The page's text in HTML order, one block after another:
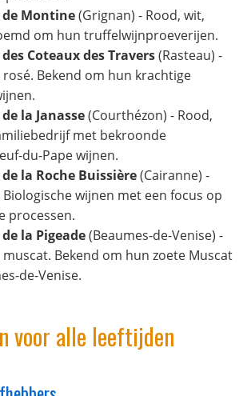
Montine(Grignan) - Rood, wit,
om hun truffelwijnproeverijen.
Coteaux des Travers(Rasteau) -
rosé. Bekend om hun krachtige
la Janasse(Courthézon) - Rood,
met bekroonde
du-Pape wijnen.
la Roche Buissière(Cairanne) -
Biologische wijnen met een focus op
processen.
la Pigeade(Beaumes-de-Venise) -
muscat. Bekend om hun zoete Muscat
de-Venise.
voor alle leeftijden